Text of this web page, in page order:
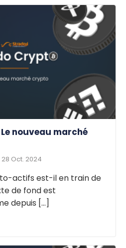
Le nouveau marché
Oct. 2024
actifs est-il en train de
de fond est
depuis [...]